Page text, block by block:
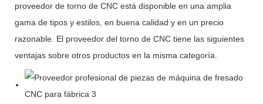
proveedor de torno de CNC está disponible en una amplia
gama de tipos y estilos, en buena calidad y en un precio
razonable. El proveedor del torno de CNC tiene las siguientes
ventajas sobre otros productos en la misma categoría.